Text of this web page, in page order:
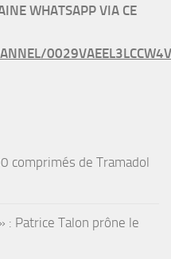
WHATSAPP VIA CE
comprimés de Tramadol
: Patrice Talon prône le